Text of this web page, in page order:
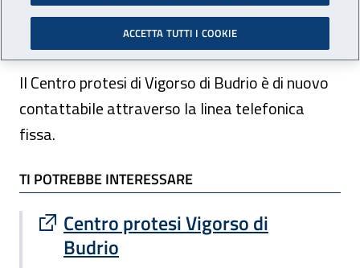
nuovamente attiva.
Il Centro protesi di Vigorso di Budrio è di nuovo
contattabile attraverso la linea telefonica
fissa.
TI POTREBBE INTERESSARE
TI POTREBBE INTERESSARE
Centro protesi Vigorso di
Budrio
Sito esterno : apre una nuova finestra
ACCETTA TUTTI I COOKIE